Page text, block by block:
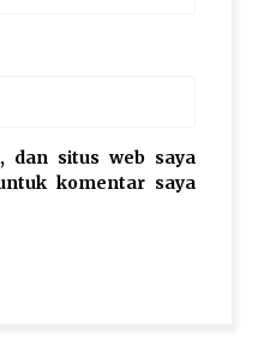
dan situs web saya
komentar saya